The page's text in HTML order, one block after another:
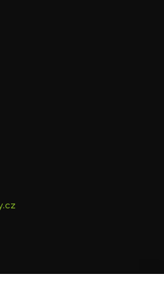
00 Praha 3, IČ: 05228972,